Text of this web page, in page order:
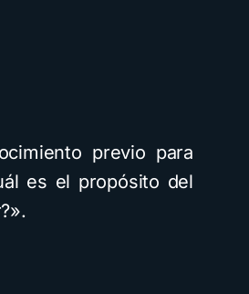
previo para
es el propósito del